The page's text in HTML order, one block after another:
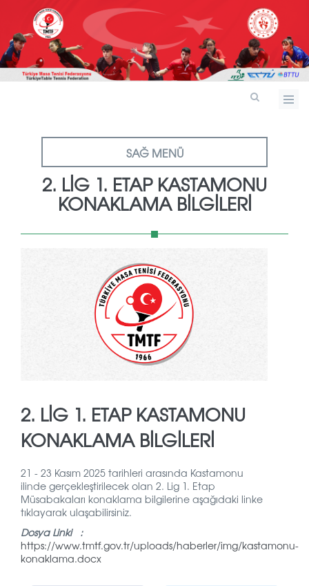
SAĞ MENÜ
2. LIG 1. ETAP KASTAMONU
KONAKLAMA BILGILERI
2. LIG 1. ETAP KASTAMONU
KONAKLAMA BILGILERI
21 - 23 Kasım 2025 tarihleri arasında Kastamonu
ilinde gerçekleştirilecek olan 2. Lig 1. Etap
Müsabakaları konaklama bilgilerine aşağıdaki linke
tıklayarak ulaşabilirsiniz.
Dosya Linki :
https://www.tmtf.gov.tr/uploads/haberler/img/kastamonu-
konaklama.docx